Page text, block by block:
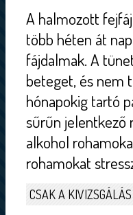
A halmozott
több héten át
fájdalmak. A
beteget, és nem
hónapokig tartó
sűrűn jelentkező
alkohol
rohamokat
CSAK A